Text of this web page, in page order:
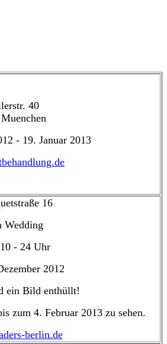
40
- 19. Januar 2013
16
Wedding
- 24 Uhr
2012
ein Bild enthüllt!
zum 4. Februar 2013 zu sehen.
berlin.de